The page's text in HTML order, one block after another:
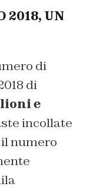
2018, UN
di
di
e
incollate
il numero